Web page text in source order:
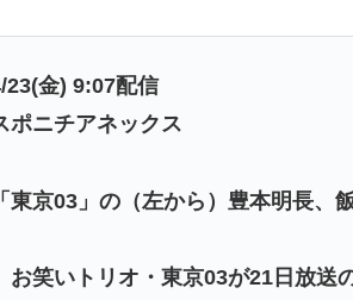
キーボード買いたいんだけど、今
語り部のお爺ちゃん(84)、学生に『
ﾏﾘｨ】台湾、長崎式典の参加者格
】無職35歳、JCに「パパ活」斡旋
やると近所の花屋が潰れない理由
23(金) 9:07配信
ポニチアネックス
「東京03」の（左から）豊本明長、
お笑いトリオ・東京03が21日放送